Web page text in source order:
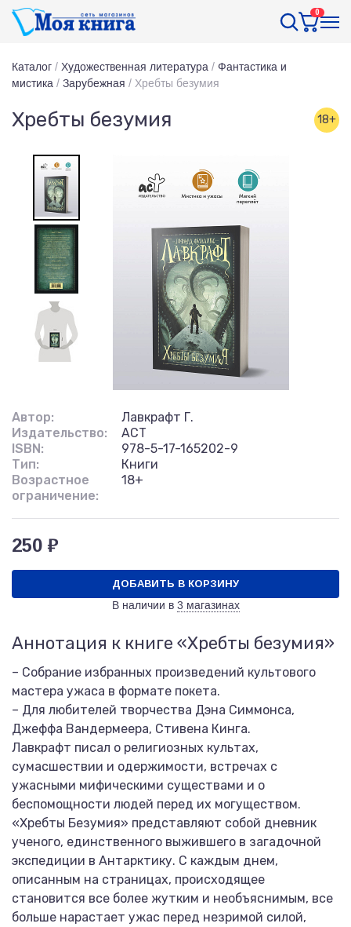
0
Каталог / Художественная литература / Фантастика и
мистика / Зарубежная / Хребты безумия
Хребты безумия 18+
Автор:
Лавкрафт Г.
Издательство:
АСТ
ISBN:
978-5-17-165202-9
Тип:
Книги
Возрастное
ограничение:
18+
250 ₽
ДОБАВИТЬ В КОРЗИНУ
В наличии в 3 магазинах
Аннотация к книге «Хребты безумия»
– Собрание избранных произведений культового
мастера ужаса в формате покета.
– Для любителей творчества Дэна Симмонса,
Джеффа Вандермеера, Стивена Кинга.
Лавкрафт писал о религиозных культах,
сумасшествии и одержимости, встречах с
ужасными мифическими существами и о
беспомощности людей перед их могуществом.
«Хребты Безумия» представляют собой дневник
ученого, единственного выжившего в загадочной
экспедиции в Антарктику. С каждым днем,
описанным на страницах, происходящее
становится все более жутким и необъяснимым, все
больше нарастает ужас перед незримой силой,